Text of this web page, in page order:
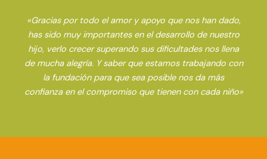
«Gracias por todo el amor y apoyo que nos han dado,
has sido muy importantes en el desarrollo de nuestro
hijo, verlo crecer superando sus dificultades nos llena
de mucha alegría. Y saber que estamos trabajando con
la fundación para que sea posible nos da más
confianza en el compromiso que tienen con cada niño»